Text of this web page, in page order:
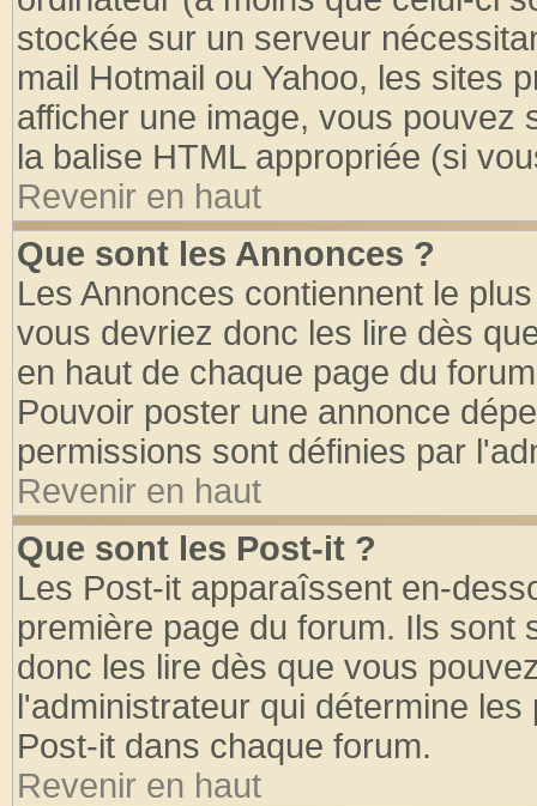
stockée sur un serveur
mail Hotmail ou Yahoo, les sites
afficher une image, vous pouvez
la balise HTML appropriée (si
Revenir en haut
Que sont les Annonces ?
Les Annonces contiennent le
vous devriez donc les lire dès
en haut de chaque page du
Pouvoir poster une annonce
permissions sont définies par
Revenir en haut
Que sont les Post-it ?
Les Post-it apparaîssent en-
première page du forum. Ils
donc les lire dès que vous
l'administrateur qui détermine
Post-it dans chaque forum.
Revenir en haut